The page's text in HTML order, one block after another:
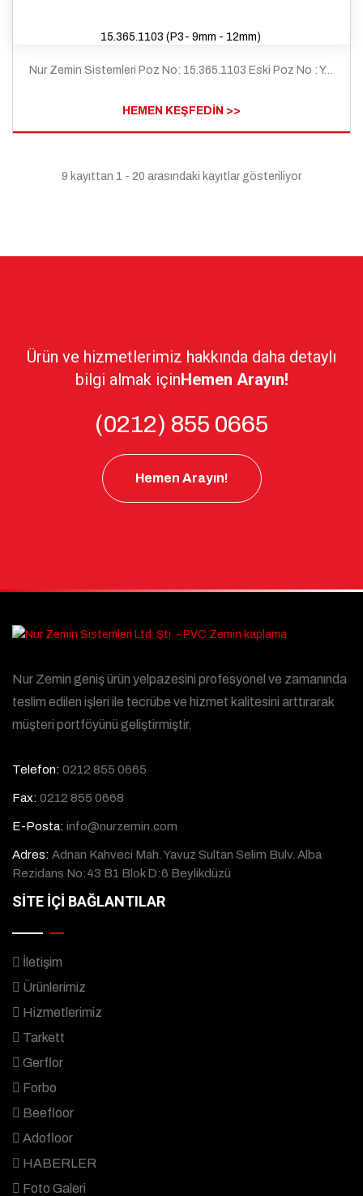
15.365.1103 (P3- 9mm - 12mm)
Nur Zemin Sistemleri Poz No: 15.365.1103 Eski Poz No : Y.25.116/S13 Tanım: Çimento esaslı kendiliğinden yerleşen (self leveling) harç ile ortalama 2 mm kalınlıkta zemin tesviyesi yapılması ve üzerine pvc esaslı spor zemin malzemeleri ile kapalı spor zeminlerde döşeme kaplaması yapılması (p3)
HEMEN KEŞFEDİN >>
9 kayıttan 1 - 20 arasındaki kayıtlar gösteriliyor
Ürün ve hizmetlerimiz hakkında daha detaylı
bilgi almak içinHemen Arayın!
(0212) 855 0665
Hemen Arayın!
Nur Zemin geniş ürün yelpazesini profesyonel ve zamanında
teslim edilen işleri ile tecrübe ve hizmet kalitesini arttırarak
müşteri portföyünü geliştirmiştir.
Telefon: 0212 855 0665
Fax: 0212 855 0668
E-Posta: info@nurzemin.com
Adres: Adnan Kahveci Mah. Yavuz Sultan Selim Bulv. Alba
Rezidans No:43 B1 Blok D:6 Beylikdüzü
SİTE İÇİ BAĞLANTILAR
İletişim
Ürünlerimiz
Hizmetlerimiz
Tarkett
Gerflor
Forbo
Beefloor
Adofloor
HABERLER
Foto Galeri